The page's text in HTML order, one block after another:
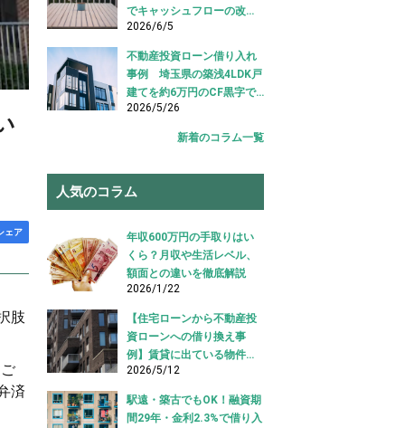
ェア
肢
済
でキャッシュフローの改善
に成功！｜東京都江東区
【不動産投資ローン 借り換
え事例】
2026/6/5
不動産投資ローン借り入れ
事例 埼玉県の築浅4LDK戸
建てを約6万円のCF黒字で
借り入れ成功【不動産投資
ローン 借り入れ事例】
2026/5/26
新着のコラム一覧
人気のコラム
年収600万円の手取りはい
くら？月収や生活レベル、
額面との違いを徹底解説
2026/1/22
【住宅ローンから不動産投
資ローンへの借り換え事
例】賃貸に出ている物件を
適切な投資ローンへ切り替
え！
2026/5/12
駅遠・築古でもOK！融資期
間29年・金利2.3%で借り入